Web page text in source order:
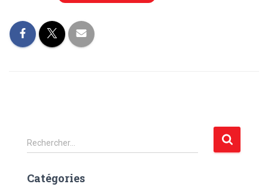
R
e
h
Rechercher…
Catégories